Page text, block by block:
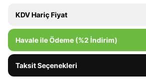
KDV Hariç Fiyat
Havale ile Ödeme (%2 İndirim)
Taksit Seçenekleri